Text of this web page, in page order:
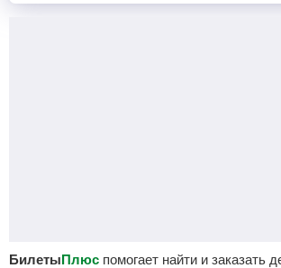
БилетыПлюс помогает найти и заказать